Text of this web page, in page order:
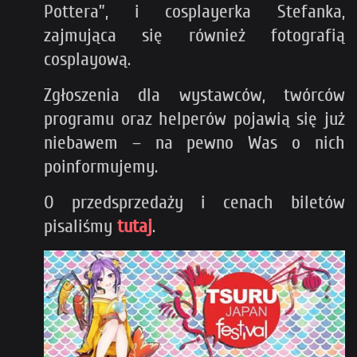
Pottera”, i cosplayerka Stefanka,
zajmująca się również fotografią
cosplayową.
Zgłoszenia dla wystawców, twórców
programu oraz helperów pojawią się już
niebawem – na pewno Was o nich
poinformujemy.
O przedsprzedaży i cenach biletów
pisaliśmy tutaj.